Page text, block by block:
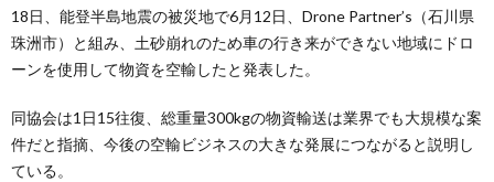
18日、能登半島地震の被災地で6月12日、Drone Partner’s（石川県
珠洲市）と組み、土砂崩れのため車の行き来ができない地域にドロ
ーンを使用して物資を空輸したと発表した。
同協会は1日15往復、総重量300kgの物資輸送は業界でも大規模な案
件だと指摘、今後の空輸ビジネスの大きな発展につながると説明し
ている。